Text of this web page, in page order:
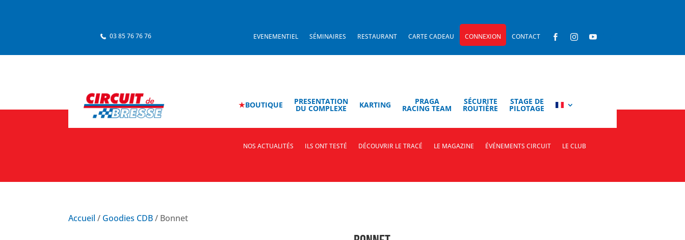
03 85 76 76 76 EVENEMENTIEL SÉMINAIRES RESTAURANT CARTE CADEAU CONNEXION CONTACT   
★BOUTIQUE PRESENTATION
DU COMPLEXE KARTING PRAGA
RACING TEAM
SÉCURITE
ROUTIÈRE
STAGE DE
PILOTAGE
NOS ACTUALITÉS ILS ONT TESTÉ DÉCOUVRIR LE TRACÉ LE MAGAZINE ÉVÉNEMENTS CIRCUIT LE CLUB
Accueil / Goodies CDB/ Bonnet